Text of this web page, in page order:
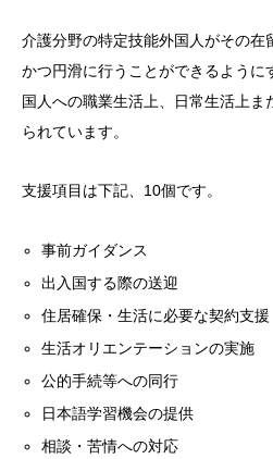
介護分野の特定技能外国人がその在
かつ円滑に行うことができるように
国人への職業生活上、日常生活上ま
られています。
支援項目は下記、10個です。
事前ガイダンス
出入国する際の送迎
住居確保・生活に必要な契約支援
生活オリエンテーションの実施
公的手続等への同行
日本語学習機会の提供
相談・苦情への対応